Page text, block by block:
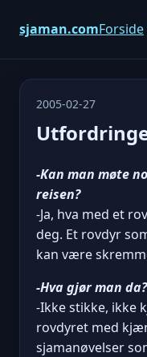
sjaman.comForside
2005-02-27
-Kan man møte
reisen?
-Ja, hva med et
deg. Et rovdyr
kan være
-Hva gjør man da?
-Ikke stikke, ikke
rovdyret med
sjamanøvelser